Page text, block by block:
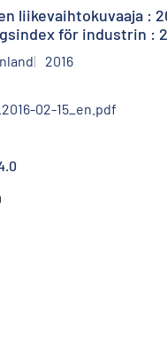
liikevaihtokuvaaja :
för industrin :
2016
02-15_en.pdf